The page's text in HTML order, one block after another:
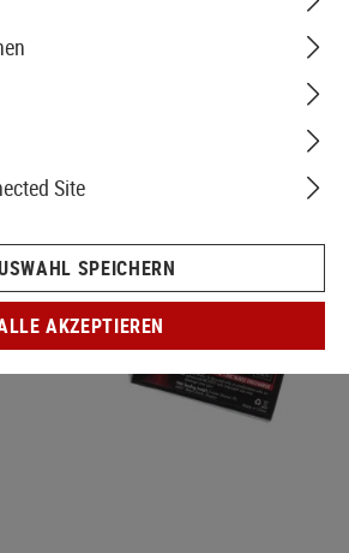
65C
/ PEQ Type
Site
SPEICHERN
AKZEPTIEREN